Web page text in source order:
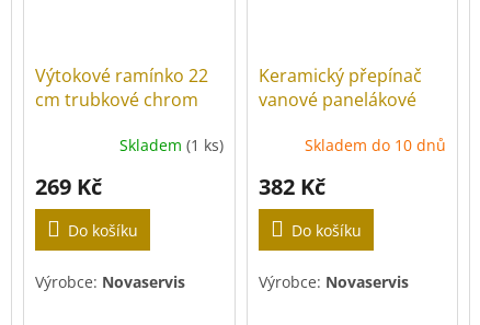
Výtokové ramínko 22
cm trubkové chrom
Skladem (1 ks)
269 Kč
Do košíku
Výrobce: Novaservis
Keramický přepínač
vanové panelákové
Skladem do 10 dnů
382 Kč
Do košíku
Výrobce: Novaservis